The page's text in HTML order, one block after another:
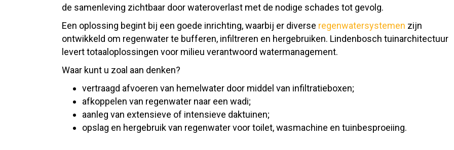
de samenleving zichtbaar door wateroverlast met de nodige schades tot gevolg.
Een oplossing begint bij een goede inrichting, waarbij er diverse regenwatersystemen zijn
ontwikkeld om regenwater te bufferen, infiltreren en hergebruiken. Lindenbosch tuinarchitectuur
levert totaaloplossingen voor milieu verantwoord watermanagement.
Waar kunt u zoal aan denken?
vertraagd afvoeren van hemelwater door middel van infiltratieboxen;
afkoppelen van regenwater naar een wadi;
aanleg van extensieve of intensieve daktuinen;
opslag en hergebruik van regenwater voor toilet, wasmachine en tuinbesproeiing.